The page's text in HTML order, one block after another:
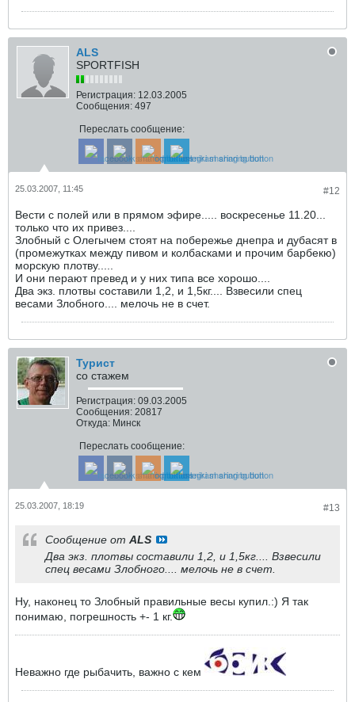
ALS
SPORTFISH
Регистрация: 12.03.2005
Сообщения: 497
Переслать сообщение:
#12
25.03.2007, 11:45
Вести с полей или в прямом эфире..... воскресенье 11.20...
только что их привез....
Злобный с Олегычем стоят на побережье днепра и дубасят в
(промежутках между пивом и колбасками и прочим барбекю)
морскую плотву.....
И они перают превед и у них типа все хорошо....
Два экз. плотвы составили 1,2, и 1,5кг.... Взвесили спец
весами Злобного.... мелочь не в счет.
Турист
со стажем
Регистрация: 09.03.2005
Сообщения: 20817
Откуда: Минск
Переслать сообщение:
#13
25.03.2007, 18:19
Сообщение от ALS
Два экз. плотвы составили 1,2, и 1,5кг.... Взвесили
спец весами Злобного.... мелочь не в счет.
Ну, наконец то Злобный правильные весы купил.:) Я так
понимаю, погрешность +- 1 кг.
Неважно где рыбачить, важно с кем